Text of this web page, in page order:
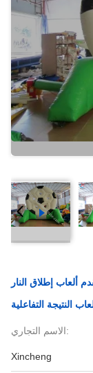
ألعاب إطلاق النار
النتيجة التفاعلية
الاسم التجاري:
Xincheng